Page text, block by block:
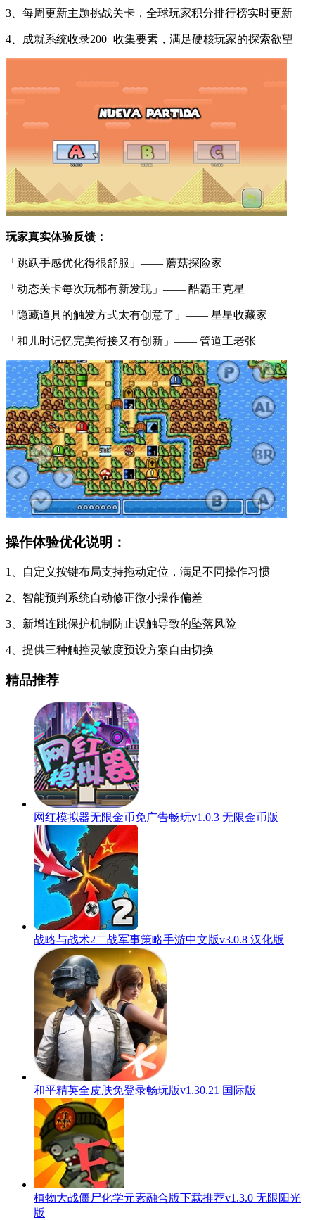
3、每周更新主题挑战关卡，全球玩家积分排行榜实时更新
4、成就系统收录200+收集要素，满足硬核玩家的探索欲望
玩家真实体验反馈：
「跳跃手感优化得很舒服」—— 蘑菇探险家
「动态关卡每次玩都有新发现」—— 酷霸王克星
「隐藏道具的触发方式太有创意了」—— 星星收藏家
「和儿时记忆完美衔接又有创新」—— 管道工老张
操作体验优化说明：
1、自定义按键布局支持拖动定位，满足不同操作习惯
2、智能预判系统自动修正微小操作偏差
3、新增连跳保护机制防止误触导致的坠落风险
4、提供三种触控灵敏度预设方案自由切换
精品推荐
网红模拟器无限金币免广告畅玩v1.0.3 无限金币版
战略与战术2二战军事策略手游中文版v3.0.8 汉化版
和平精英全皮肤免登录畅玩版v1.30.21 国际版
植物大战僵尸化学元素融合版下载推荐v1.3.0 无限阳光
版